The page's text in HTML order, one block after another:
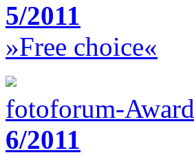
5/2011
»Free choice«
fotoforum-Award
6/2011